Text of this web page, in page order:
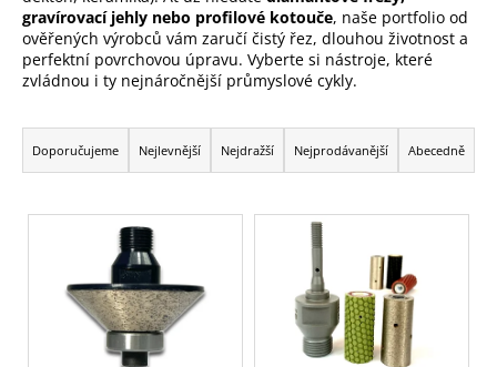
gravírovací jehly nebo profilové kotouče, naše portfolio od
ověřených výrobců vám zaručí čistý řez, dlouhou životnost a
perfektní povrchovou úpravu. Vyberte si nástroje, které
zvládnou i ty nejnáročnější průmyslové cykly.
Ř
a
z
e
Doporučujeme Nejlevnější Nejdražší Nejprodávanější Abecedně
V
t
e
n
a
j
t
?
Hledat